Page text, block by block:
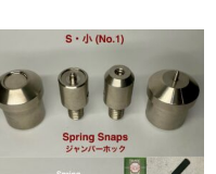
れています。
フトに適しています。
日本製】です。